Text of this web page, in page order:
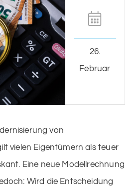
26.
Februar
von
vielen Eigentümern als teuer
Eine neue Modellrechnung
Wird die Entscheidung